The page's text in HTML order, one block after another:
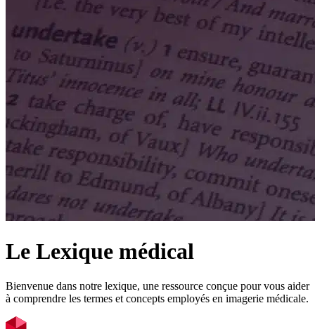
Le Lexique médical
Bienvenue dans notre lexique, une ressource conçue pour vous aider
à comprendre les termes et concepts employés en imagerie médicale.